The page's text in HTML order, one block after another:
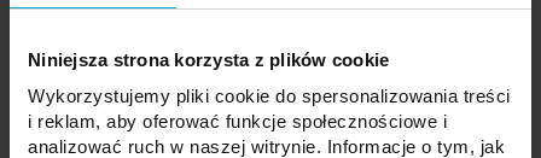
Niniejsza strona korzysta z plików cookie
Wykorzystujemy pliki cookie do spersonalizowania treści
i reklam, aby oferować funkcje społecznościowe i
analizować ruch w naszej witrynie. Informacje o tym, jak
Efekt końcowy montażu profilu A z kloszem BASIC, (1) z taśmą
MINI, (4) z uchwytem metalowym A